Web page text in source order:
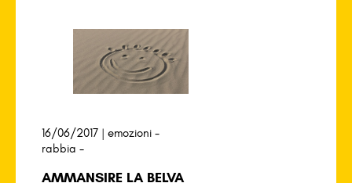
16/06/2017 | emozioni-
rabbia -
AMMANSIRE LA BELVA